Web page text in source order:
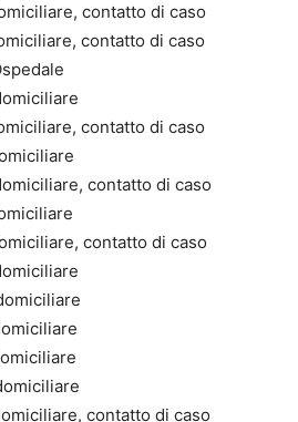
contatto di caso
contatto di caso
contatto di caso
contatto di caso
contatto di caso
contatto di caso